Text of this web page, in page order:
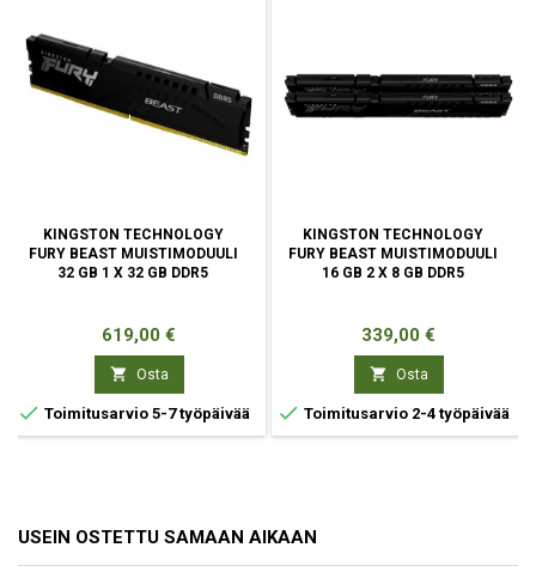
KINGSTON TECHNOLOGY
FURY BEAST MUISTIMODUULI
32 GB 1 X 32 GB DDR5
Hinta
619,00 €
 Osta
 Toimitusarvio 5-7 työpäivää
KINGSTON TECHNOLOGY
FURY BEAST MUISTIMODUULI
16 GB 2 X 8 GB DDR5
Hinta
339,00 €
 Osta
 Toimitusarvio 2-4 työpäivää
USEIN OSTETTU SAMAAN AIKAAN